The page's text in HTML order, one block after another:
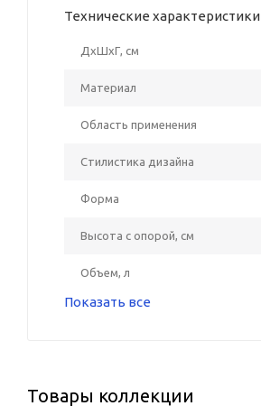
Технические характеристики
ДxШxГ, см
Материал
Область применения
Стилистика дизайна
Форма
Высота с опорой, см
Объем, л
Показать все
Товары коллекции